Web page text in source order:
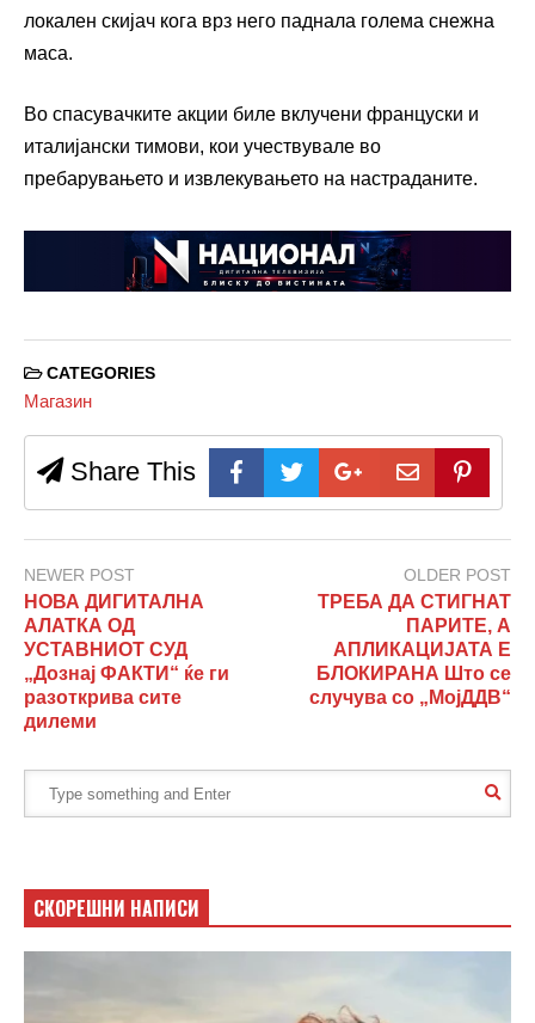
локален скијач кога врз него паднала голема снежна
маса.
Во спасувачките акции биле вклучени француски и
италијански тимови, кои учествувале во
пребарувањето и извлекувањето на настраданите.
CATEGORIES
Магазин
Share This
NEWER POST
НОВА ДИГИТАЛНА
АЛАТКА ОД
УСТАВНИОТ СУД
„Дознај ФАКТИ“ ќе ги
разоткрива сите
дилеми
OLDER POST
ТРЕБА ДА СТИГНАТ
ПАРИТЕ, А
АПЛИКАЦИЈАТА Е
БЛОКИРАНА Што се
случува со „МојДДВ“
СКОРЕШНИ НАПИСИ